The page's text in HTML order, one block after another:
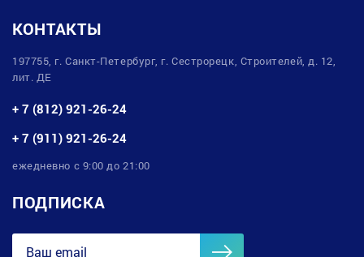
КОНТАКТЫ
197755, г. Санкт-Петербург, г. Сестрорецк, Строителей, д. 12,
лит. ДЕ
+ 7 (812) 921-26-24
+ 7 (911) 921-26-24
ежедневно с 9:00 до 21:00
ПОДПИСКА